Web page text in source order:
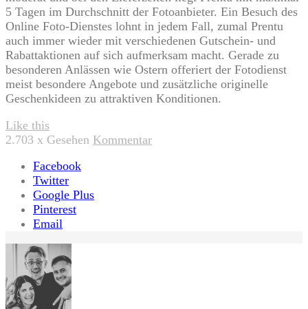
5 Tagen im Durchschnitt der Fotoanbieter. Ein Besuch des
Online Foto-Dienstes lohnt in jedem Fall, zumal Prentu
auch immer wieder mit verschiedenen Gutschein- und
Rabattaktionen auf sich aufmerksam macht. Gerade zu
besonderen Anlässen wie Ostern offeriert der Fotodienst
meist besondere Angebote und zusätzliche originelle
Geschenkideen zu attraktiven Konditionen.
Like this
2.703 x Gesehen Kommentar
Facebook
Twitter
Google Plus
Pinterest
Email